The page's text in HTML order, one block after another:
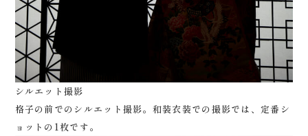
シルエット撮影
格子の前でのシルエット撮影。和装衣装での撮影では、定番シ
ョットの1枚です。